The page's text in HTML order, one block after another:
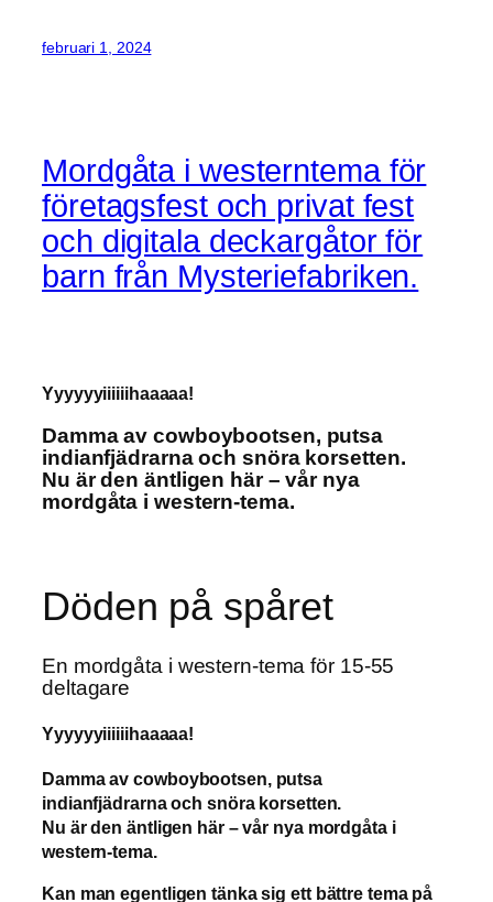
februari 1, 2024
Mordgåta i westerntema för
företagsfest och privat fest
och digitala deckargåtor för
barn från Mysteriefabriken.
Yyyyyyiiiiiihaaaaa!
Damma av cowboybootsen, putsa
indianfjädrarna och snöra korsetten.
Nu är den äntligen här – vår nya
mordgåta i western-tema.
Döden på spåret
En mordgåta i western-tema för 15-55
deltagare
Yyyyyyiiiiiihaaaaa!
Damma av cowboybootsen, putsa
indianfjädrarna och snöra korsetten.
Nu är den äntligen här – vår nya mordgåta i
western-tema.
Kan man egentligen tänka sig ett bättre tema på